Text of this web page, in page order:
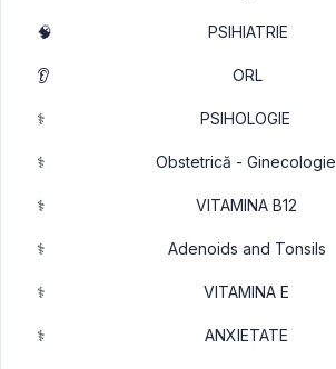
🧠 PSIHIATRIE
👂 ORL
⚕️ PSIHOLOGIE
⚕️ Obstetrică - Ginecologie
⚕️ VITAMINA B12
⚕️ Adenoids and Tonsils
⚕️ VITAMINA E
⚕️ ANXIETATE